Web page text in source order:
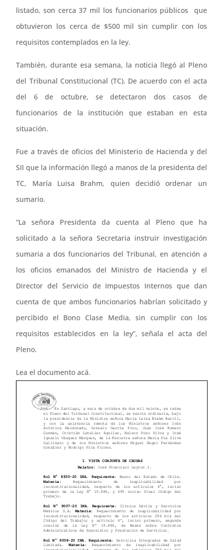
listado, son cerca 37 mil los funcionarios públicos que
obtuvieron los cerca de $500 mil sin cumplir con los
requisitos contemplados en la ley.
También, durante esa semana, la noticia llegó al Pleno
del Tribunal Constitucional (TC). De acuerdo con el acta
del 6 de octubre, se detectaron dos casos de
funcionarios de la institución que estaban en esta
situación.
Fue a través de oficios del Ministerio de Hacienda y del
SII que la información llegó a manos de la presidenta del
TC, María Luisa Brahm, quien decidió ordenar un
sumario.
“La señora Presidenta da cuenta al Pleno que ha
solicitado a la señora Secretaria instruir investigación
sumaria a dos funcionarios del Tribunal, en atención a
los oficios emanados del Ministro de Hacienda y el
Director del Servicio de Impuestos Internos que dan
cuenta de que ambos funcionarios habrían solicitado y
percibido el Bono Clase Media, sin cumplir con los
requisitos establecidos en la ley”, señala el acta del
Pleno.
Lea el documento acá.